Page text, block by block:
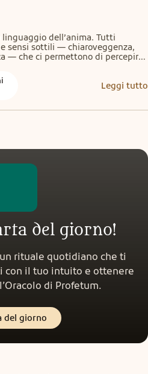
dell’anima. Tutti
sensi sottili — chiaroveggenza,
— che ci permettono di percepire
e fiducia nel nostro sentire.
Leggi tutto
del giorno!
rituale quotidiano che ti
con il tuo intuito e ottenere
di Profetum.
del giorno